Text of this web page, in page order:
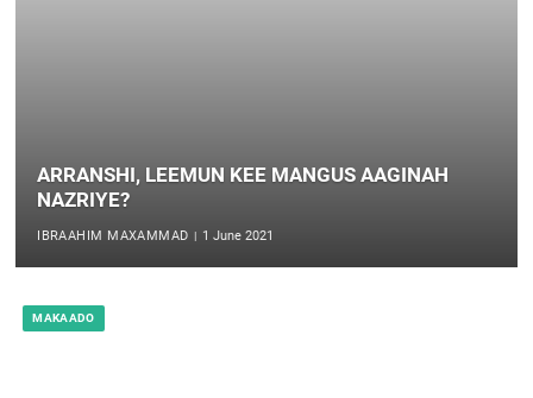
ARRANSHI, LEEMUN KEE MANGUS AAGINAH
NAZRIYE?
IBRAAHIM MAXAMMAD 1 June 2021
MAKAADO